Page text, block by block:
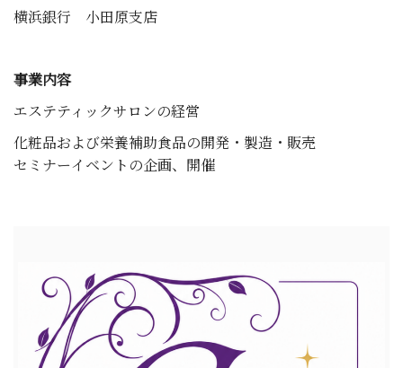
横浜銀行 小田原支店
事業内容
エステティックサロンの経営
化粧品および栄養補助食品の開発・製造・販売
セミナーイベントの企画、開催